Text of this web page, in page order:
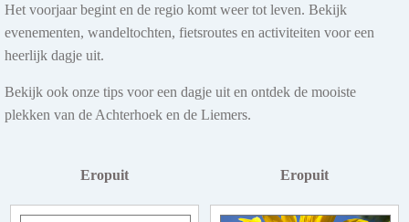
Het voorjaar begint en de regio komt weer tot leven. Bekijk
evenementen, wandeltochten, fietsroutes en activiteiten voor een
heerlijk dagje uit.
Bekijk ook onze tips voor een dagje uit en ontdek de mooiste
plekken van de Achterhoek en de Liemers.
Eropuit Eropuit